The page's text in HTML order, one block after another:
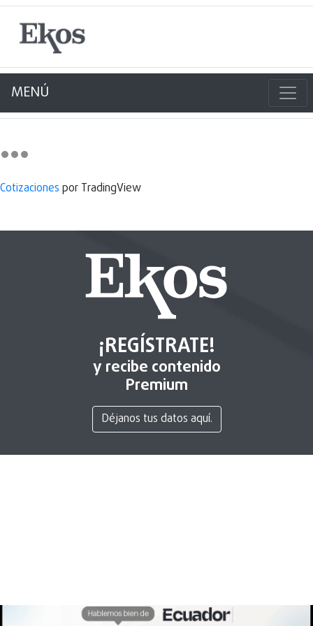
MENÚ
Cotizaciones por TradingView
¡REGÍSTRATE!
y recibe contenido
Premium
Déjanos tus datos aquí.